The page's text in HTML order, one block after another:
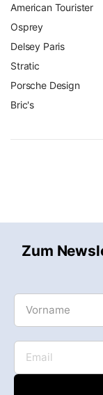
American Tourister
Osprey
Delsey Paris
Stratic
Porsche Design
Bric's
Zum
Vorname
Email